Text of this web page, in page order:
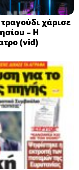
χάρισε
– Η
(vid)